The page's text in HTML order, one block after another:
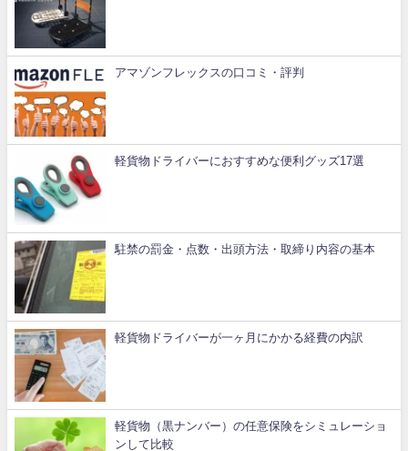
アマゾンフレックスの口コミ・評判
軽貨物ドライバーにおすすめな便利グッズ17選
駐禁の罰金・点数・出頭方法・取締り内容の基本
軽貨物ドライバーが一ヶ月にかかる経費の内訳
軽貨物（黒ナンバー）の任意保険をシミュレーショ
ンして比較